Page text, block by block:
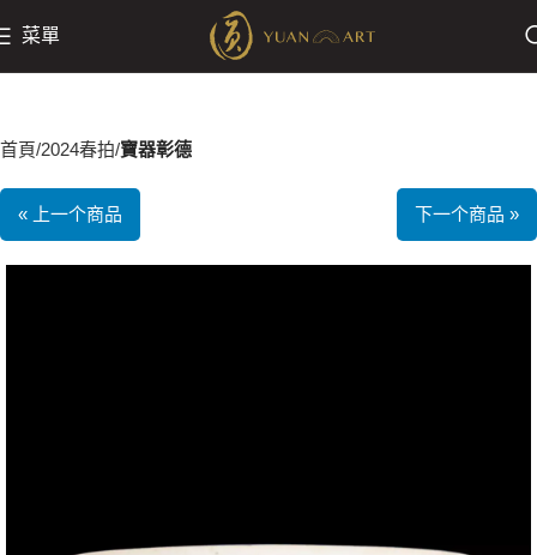
菜單
首頁 2024春拍 寶器彰德
« 上一个商品 下一个商品 »